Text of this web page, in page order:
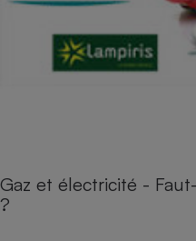
Gaz et électricité -
?